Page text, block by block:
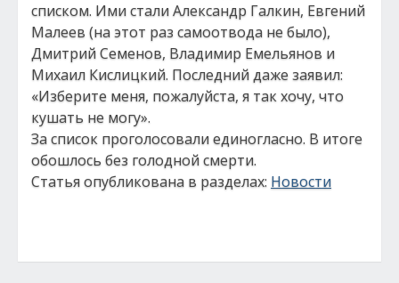
списком. Ими стали Александр Галкин, Евгений
Малеев (на этот раз самоотвода не было),
Дмитрий Семенов, Владимир Емельянов и
Михаил Кислицкий. Последний даже заявил:
«Изберите меня, пожалуйста, я так хочу, что
кушать не могу».
За список проголосовали единогласно. В итоге
обошлось без голодной смерти.
Статья опубликована в разделах: Новости